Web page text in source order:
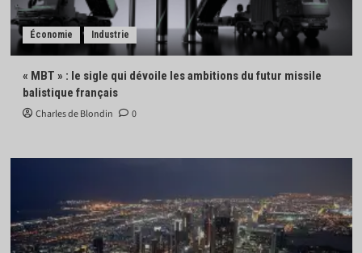
Économie Industrie
« MBT » : le sigle qui dévoile les ambitions du futur missile
balistique français
Charles de Blondin 0